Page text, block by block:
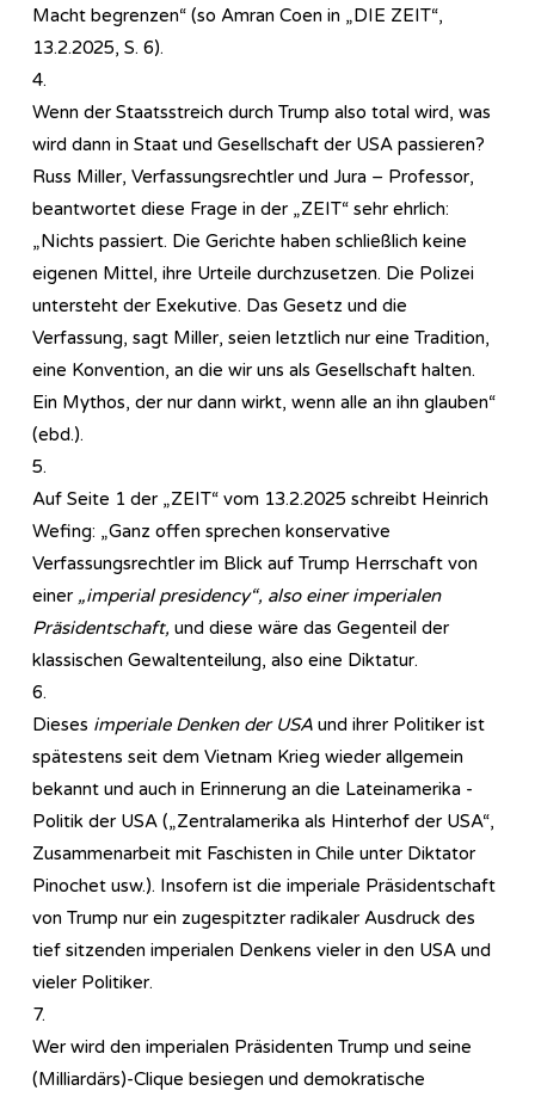
Macht begrenzen“ (so Amran Coen in „DIE ZEIT“,
13.2.2025, S. 6).
4.
Wenn der Staatsstreich durch Trump also total wird, was
wird dann in Staat und Gesellschaft der USA passieren?
Russ Miller, Verfassungsrechtler und Jura – Professor,
beantwortet diese Frage in der „ZEIT“ sehr ehrlich:
„Nichts passiert. Die Gerichte haben schließlich keine
eigenen Mittel, ihre Urteile durchzusetzen. Die Polizei
untersteht der Exekutive. Das Gesetz und die
Verfassung, sagt Miller, seien letztlich nur eine Tradition,
eine Konvention, an die wir uns als Gesellschaft halten.
Ein Mythos, der nur dann wirkt, wenn alle an ihn glauben“
(ebd.).
5.
Auf Seite 1 der „ZEIT“ vom 13.2.2025 schreibt Heinrich
Wefing: „Ganz offen sprechen konservative
Verfassungsrechtler im Blick auf Trump Herrschaft von
einer „imperial presidency“, also einer imperialen
Präsidentschaft, und diese wäre das Gegenteil der
klassischen Gewaltenteilung, also eine Diktatur.
6.
Dieses imperiale Denken der USA und ihrer Politiker ist
spätestens seit dem Vietnam Krieg wieder allgemein
bekannt und auch in Erinnerung an die Lateinamerika -
Politik der USA („Zentralamerika als Hinterhof der USA“,
Zusammenarbeit mit Faschisten in Chile unter Diktator
Pinochet usw.). Insofern ist die imperiale Präsidentschaft
von Trump nur ein zugespitzter radikaler Ausdruck des
tief sitzenden imperialen Denkens vieler in den USA und
vieler Politiker.
7.
Wer wird den imperialen Präsidenten Trump und seine
(Milliardärs)-Clique besiegen und demokratische